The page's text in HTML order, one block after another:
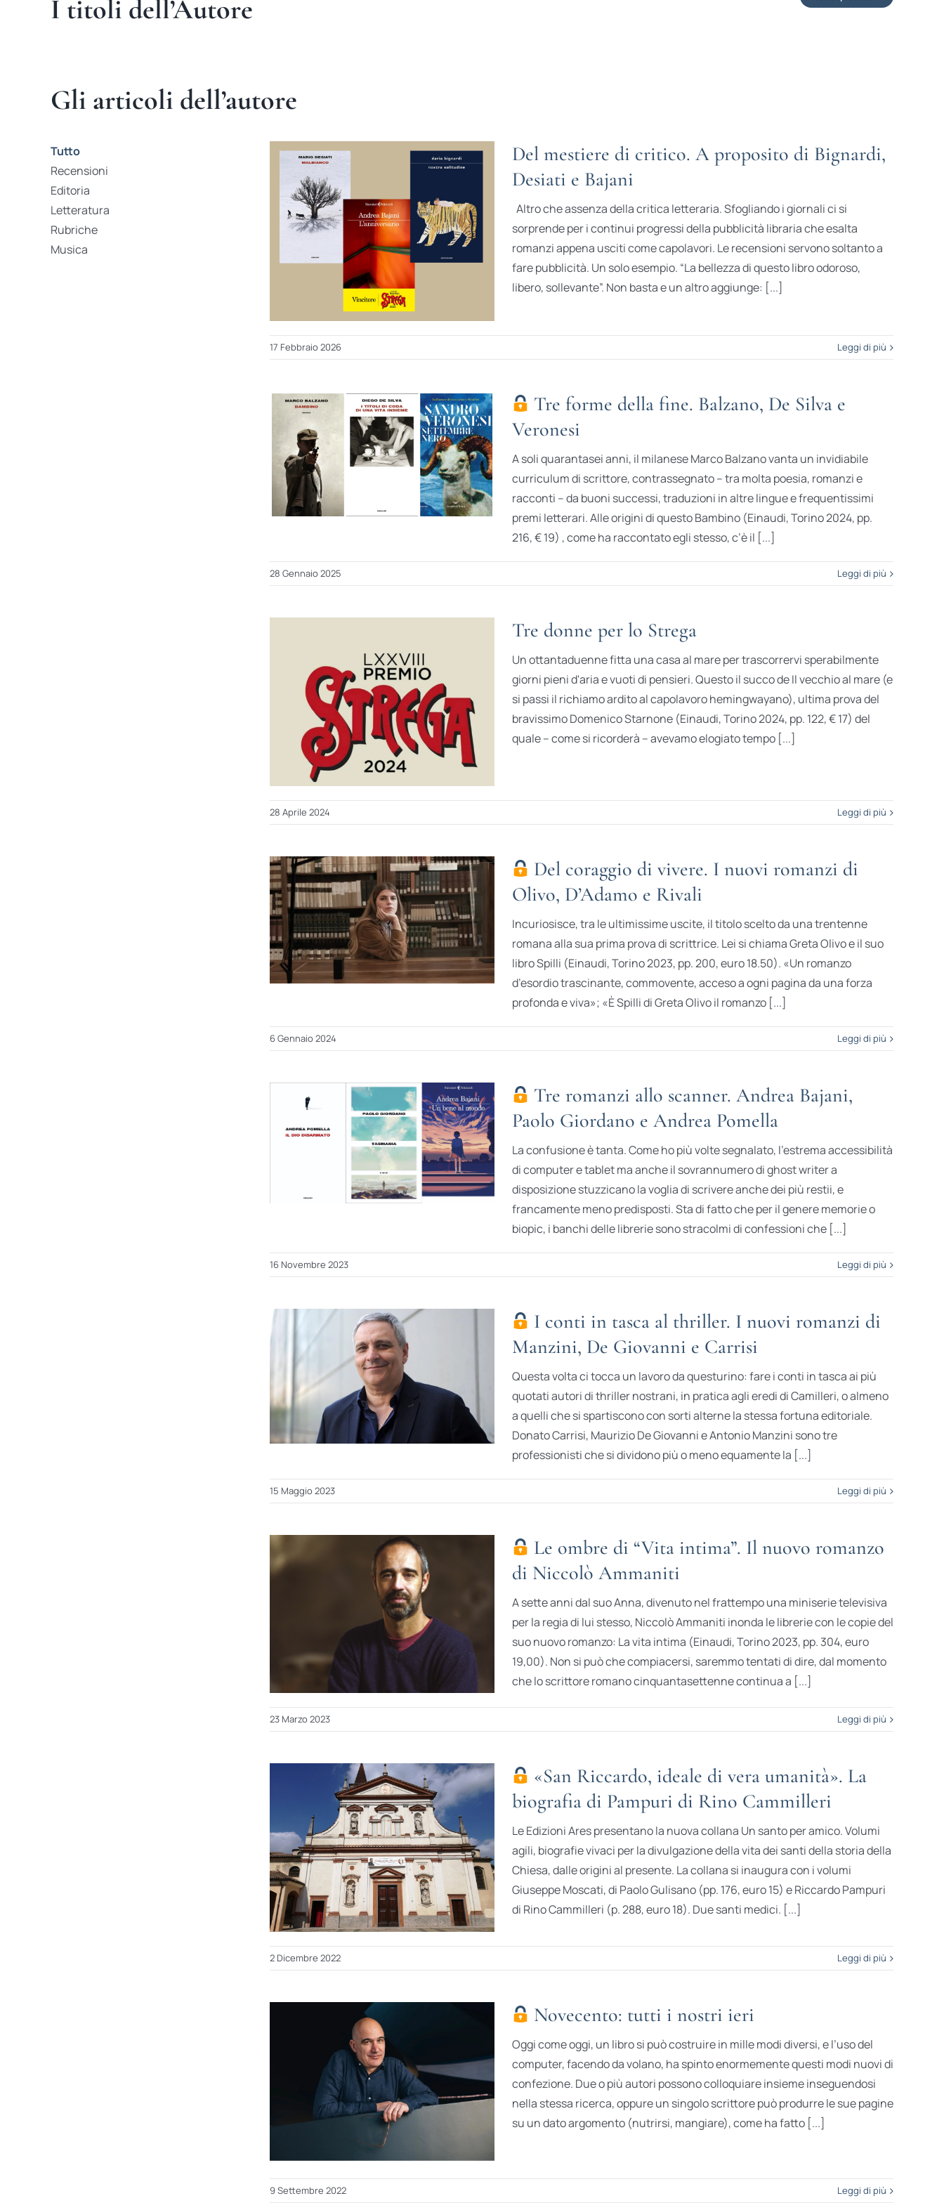
I titoli dell’Autore
Gli articoli dell’autore
Tutto
Recensioni
Editoria
Letteratura
Rubriche
Musica
Del mestiere di critico. A proposito di Bignardi,
Desiati e Bajani
Altro che assenza della critica letteraria. Sfogliando i giornali ci si
sorprende per i continui progressi della pubblicità libraria che esalta
romanzi appena usciti come capolavori. Le recensioni servono soltanto a
fare pubblicità. Un solo esempio. “La bellezza di questo libro odoroso,
libero, sollevante”. Non basta e un altro aggiunge: [...]
17 Febbraio 2026 Leggi di più
Tre forme della fine. Balzano, De Silva e
Veronesi
A soli quarantasei anni, il milanese Marco Balzano vanta un invidiabile
curriculum di scrittore, contrassegnato – tra molta poesia, romanzi e
racconti – da buoni successi, traduzioni in altre lingue e frequentissimi
premi letterari. Alle origini di questo Bambino (Einaudi, Torino 2024, pp.
216, € 19) , come ha raccontato egli stesso, c’è il [...]
28 Gennaio 2025 Leggi di più
Tre donne per lo Strega
Un ottantaduenne fitta una casa al mare per trascorrervi sperabilmente
giorni pieni d'aria e vuoti di pensieri. Questo il succo de Il vecchio al mare (e
si passi il richiamo ardito al capolavoro hemingwayano), ultima prova del
bravissimo Domenico Starnone (Einaudi, Torino 2024, pp. 122, € 17) del
quale – come si ricorderà – avevamo elogiato tempo [...]
28 Aprile 2024 Leggi di più
Del coraggio di vivere. I nuovi romanzi di
Olivo, D’Adamo e Rivali
Incuriosisce, tra le ultimissime uscite, il titolo scelto da una trentenne
romana alla sua prima prova di scrittrice. Lei si chiama Greta Olivo e il suo
libro Spilli (Einaudi, Torino 2023, pp. 200, euro 18.50). «Un romanzo
d’esordio trascinante, commovente, acceso a ogni pagina da una forza
profonda e viva»; «È Spilli di Greta Olivo il romanzo [...]
6 Gennaio 2024 Leggi di più
Tre romanzi allo scanner. Andrea Bajani,
Paolo Giordano e Andrea Pomella
La confusione è tanta. Come ho più volte segnalato, l’estrema accessibilità
di computer e tablet ma anche il sovrannumero di ghost writer a
disposizione stuzzicano la voglia di scrivere anche dei più restii, e
francamente meno predisposti. Sta di fatto che per il genere memorie o
biopic, i banchi delle librerie sono stracolmi di confessioni che [...]
16 Novembre 2023 Leggi di più
I conti in tasca al thriller. I nuovi romanzi di
Manzini, De Giovanni e Carrisi
Questa volta ci tocca un lavoro da questurino: fare i conti in tasca ai più
quotati autori di thriller nostrani, in pratica agli eredi di Camilleri, o almeno
a quelli che si spartiscono con sorti alterne la stessa fortuna editoriale.
Donato Carrisi, Maurizio De Giovanni e Antonio Manzini sono tre
professionisti che si dividono più o meno equamente la [...]
15 Maggio 2023 Leggi di più
Le ombre di “Vita intima”. Il nuovo romanzo
di Niccolò Ammaniti
A sette anni dal suo Anna, divenuto nel frattempo una miniserie televisiva
per la regia di lui stesso, Niccolò Ammaniti inonda le librerie con le copie del
suo nuovo romanzo: La vita intima (Einaudi, Torino 2023, pp. 304, euro
19,00). Non si può che compiacersi, saremmo tentati di dire, dal momento
che lo scrittore romano cinquantasettenne continua a [...]
23 Marzo 2023 Leggi di più
«San Riccardo, ideale di vera umanità». La
biografia di Pampuri di Rino Cammilleri
Le Edizioni Ares presentano la nuova collana Un santo per amico. Volumi
agili, biografie vivaci per la divulgazione della vita dei santi della storia della
Chiesa, dalle origini al presente. La collana si inaugura con i volumi
Giuseppe Moscati, di Paolo Gulisano (pp. 176, euro 15) e Riccardo Pampuri
di Rino Cammilleri (p. 288, euro 18). Due santi medici. [...]
2 Dicembre 2022 Leggi di più
Novecento: tutti i nostri ieri
Oggi come oggi, un libro si può costruire in mille modi diversi, e l’uso del
computer, facendo da volano, ha spinto enormemente questi modi nuovi di
confezione. Due o più autori possono colloquiare insieme inseguendosi
nella stessa ricerca, oppure un singolo scrittore può produrre le sue pagine
su un dato argomento (nutrirsi, mangiare), come ha fatto [...]
9 Settembre 2022 Leggi di più